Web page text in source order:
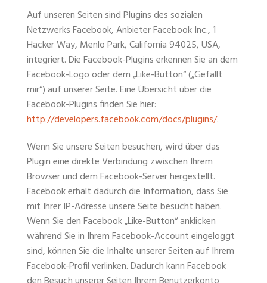
Auf unseren Seiten sind Plugins des sozialen
Netzwerks Facebook, Anbieter Facebook Inc., 1
Hacker Way, Menlo Park, California 94025, USA,
integriert. Die Facebook-Plugins erkennen Sie an dem
Facebook-Logo oder dem „Like-Button“ („Gefällt
mir“) auf unserer Seite. Eine Übersicht über die
Facebook-Plugins finden Sie hier:
http://developers.facebook.com/docs/plugins/.
Wenn Sie unsere Seiten besuchen, wird über das
Plugin eine direkte Verbindung zwischen Ihrem
Browser und dem Facebook-Server hergestellt.
Facebook erhält dadurch die Information, dass Sie
mit Ihrer IP-Adresse unsere Seite besucht haben.
Wenn Sie den Facebook „Like-Button“ anklicken
während Sie in Ihrem Facebook-Account eingeloggt
sind, können Sie die Inhalte unserer Seiten auf Ihrem
Facebook-Profil verlinken. Dadurch kann Facebook